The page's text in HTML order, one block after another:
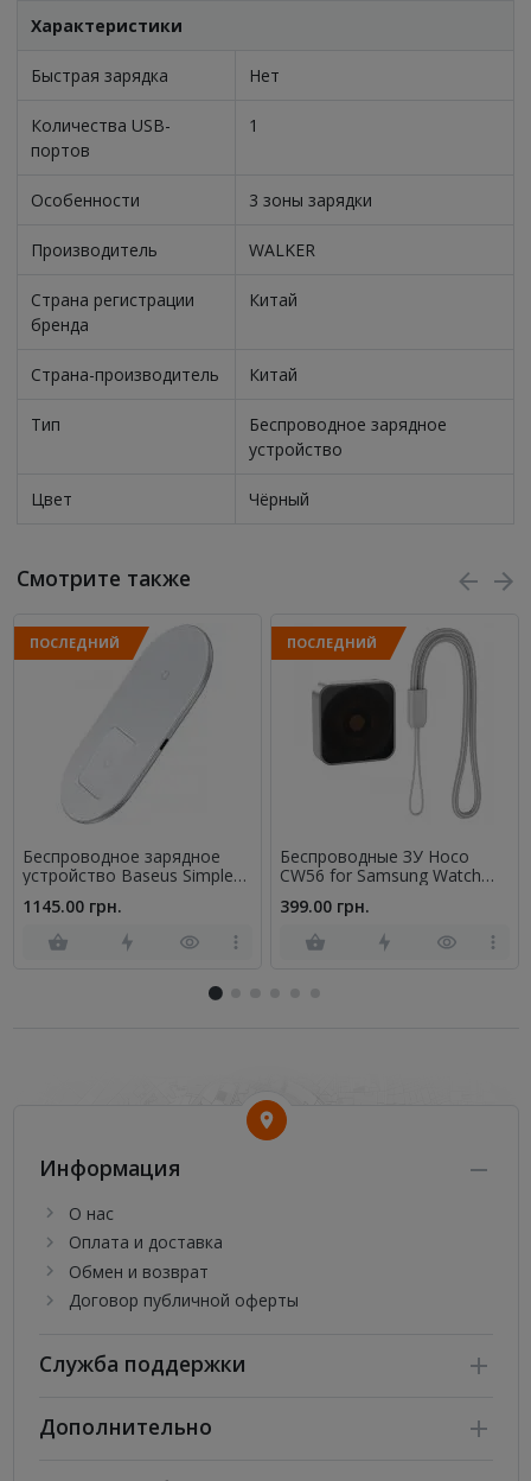
Характеристики
Быстрая зарядка Нет
Количества USB-
портов
1
Особенности 3 зоны зарядки
Производитель WALKER
Страна регистрации
бренда
Китай
Страна-производитель Китай
Тип
Беспроводное зарядное
устройство
Цвет Чёрный
Смотрите также
ПОСЛЕДНИЙ
Беспроводное зарядное
устройство Baseus Simple
White (Phone + Pods)
1145.00 грн.
ПОСЛЕДНИЙ
Беспроводные ЗУ Hoco
CW56 for Samsung Watch
399.00 грн.
Информация
О нас
Оплата и доставка
Обмен и возврат
Договор публичной оферты
Служба поддержки
Дополнительно